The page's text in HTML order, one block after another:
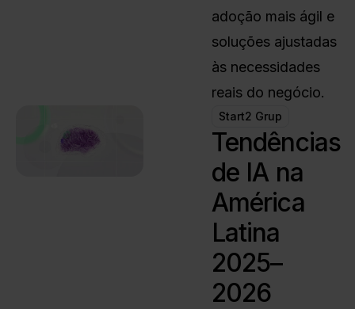
adoção mais ágil e
soluções ajustadas
às necessidades
reais do negócio.
Start2 Grup
Tendências
de IA na
América
Latina
2025–
2026